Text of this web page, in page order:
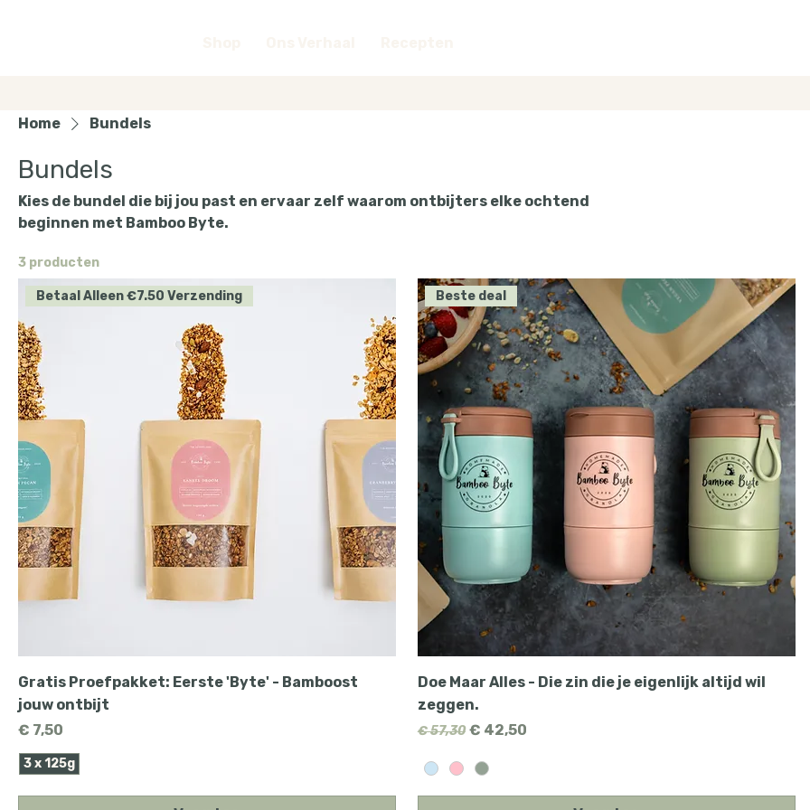
Home Bundels
Bundels
Kies de bundel die bij jou past en ervaar zelf waarom ontbijters elke ochtend
beginnen met Bamboo Byte.
3 producten
Betaal Alleen €7.50 Verzending
Gratis Proefpakket: Eerste 'Byte' - Bamboost
jouw ontbijt
Prijs
€ 7,50
3 x 125g
Beste deal
Doe Maar Alles - Die zin die je eigenlijk altijd wil
zeggen.
Normale prijs
€ 57,30 Verkoopprijs
€ 42,50